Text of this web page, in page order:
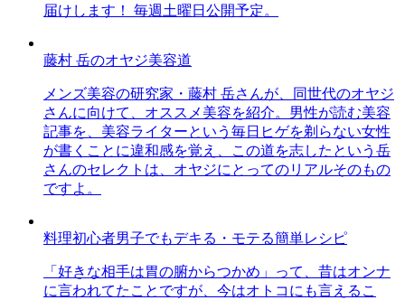
届けします！ 毎週土曜日公開予定。
藤村 岳のオヤジ美容道
メンズ美容の研究家・藤村 岳さんが、同世代のオヤジ
さんに向けて、オススメ美容を紹介。男性が読む美容
記事を、美容ライターという毎日ヒゲを剃らない女性
が書くことに違和感を覚え、この道を志したという岳
さんのセレクトは、オヤジにとってのリアルそのもの
ですよ。
料理初心者男子でもデキる・モテる簡単レシピ
「好きな相手は胃の腑からつかめ」って、昔はオンナ
に言われてたことですが、今はオトコにも言えるこ